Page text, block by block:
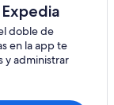
doble de
en la app te
y administrar